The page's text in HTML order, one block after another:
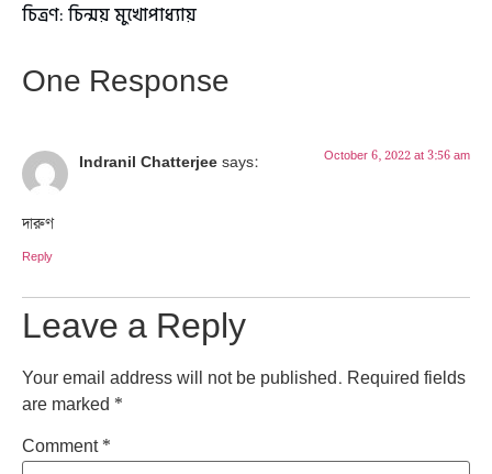
চিত্রণ: চিন্ময় মুখোপাধ্যায়
One Response
Indranil Chatterjeesays: October 6, 2022 at 3:56 am
দারুণ
Reply
Leave a Reply
Your email address will not be published. Required fields
are marked *
Comment*